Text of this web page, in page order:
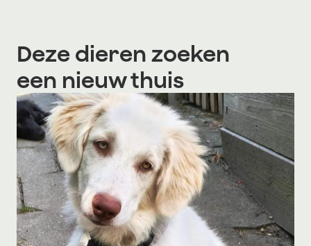
Deze dieren zoeken
een nieuw thuis